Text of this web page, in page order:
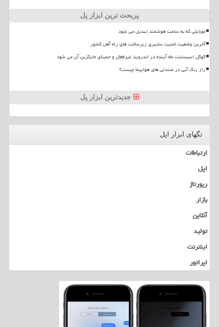
پربحث ترین ابزار پل
موبایلی که به ساعت هوشمند تبدیل می شود
آخرین وضعیت امنیت سایبری زیرساخت های راه آهن کشور
گوگل اسیستنت ماه آینده در اندروید غیرفعال و جمینای جایگزین آن می شود
راز رنگ آبی در صندلی های هواپیما چیست؟
جدیدترین ابزار پل
تگهای ابزار اپل
ارتباطات
اپل
رپورتاژ
بازار
آنلاین
تولید
اینترنت
اپراتور